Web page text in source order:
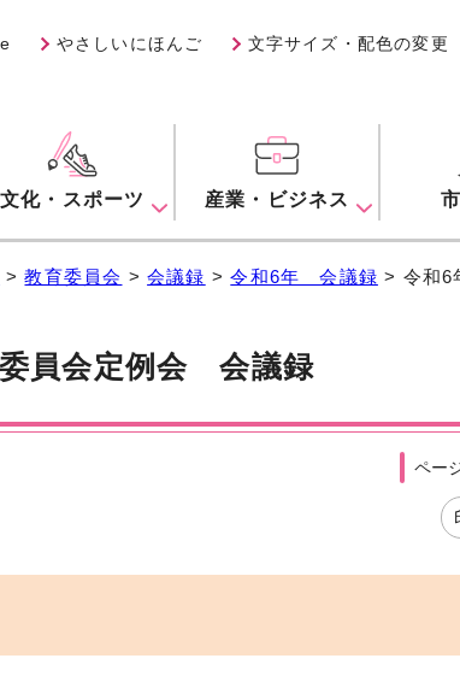
やさしいにほんご 文字サイズ・配色の変更
文化・スポーツ 産業・ビジネス
>教育委員会 >会議録 >令和6年 会議録 > 令和
員会定例会 会議録
ペー